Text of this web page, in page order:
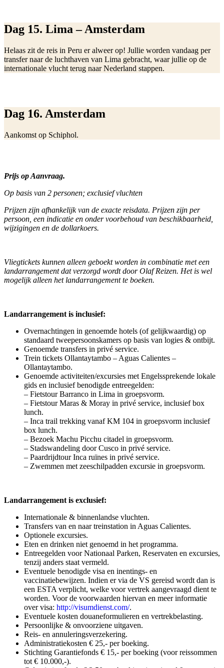
Dag 15. Lima – Amsterdam
Helaas zit de reis in Peru er alweer op! Jullie worden vandaag per
transfer naar de luchthaven van Lima gebracht, waar jullie op de
internationale vlucht terug naar Nederland stappen.
Dag 16. Amsterdam
Aankomst op Schiphol.
Prijs op Aanvraag.
Op basis van 2 personen; exclusief vluchten
Prijzen zijn afhankelijk van de exacte reisdata. Prijzen zijn per
persoon, een indicatie en onder voorbehoud van beschikbaarheid,
wijzigingen en de dollarkoers.
Vliegtickets kunnen alleen geboekt worden in combinatie met een
landarrangement dat verzorgd wordt door Olaf Reizen. Het is wel
mogelijk alleen het landarrangement te boeken.
Landarrangement is inclusief:
Overnachtingen in genoemde hotels (of gelijkwaardig) op
standaard tweepersoonskamers op basis van logies & ontbijt.
Genoemde transfers in privé service.
Trein tickets Ollantaytambo – Aguas Calientes –
Ollantaytambo.
Genoemde activiteiten/excursies met Engelssprekende lokale
gids en inclusief benodigde entreegelden:
– Fietstour Barranco in Lima in groepsvorm.
– Fietstour Maras & Moray in privé service, inclusief box
lunch.
– Inca trail trekking vanaf KM 104 in groepsvorm inclusief
box lunch.
– Bezoek Machu Picchu citadel in groepsvorm.
– Stadswandeling door Cusco in privé service.
– Paardrijdtour Inca ruïnes in privé service.
– Zwemmen met zeeschilpadden excursie in groepsvorm.
Landarrangement is exclusief:
Internationale & binnenlandse vluchten.
Transfers van en naar treinstation in Aguas Calientes.
Optionele excursies.
Eten en drinken niet genoemd in het programma.
Entreegelden voor Nationaal Parken, Reservaten en excursies,
tenzij anders staat vermeld.
Eventuele benodigde visa en inentings- en
vaccinatiebewijzen. Indien er via de VS gereisd wordt dan is
een ESTA verplicht, welke voor vertrek aangevraagd dient te
worden. Voor de voorwaarden hiervan en meer informatie
over visa: http://visumdienst.com/.
Eventuele kosten douaneformulieren en vertrekbelasting.
Persoonlijke & onvoorziene uitgaven.
Reis- en annuleringsverzekering.
Administratiekosten € 25,- per boeking.
Stichting Garantiefonds € 15,- per boeking (voor reissommen
tot € 10.000,-).